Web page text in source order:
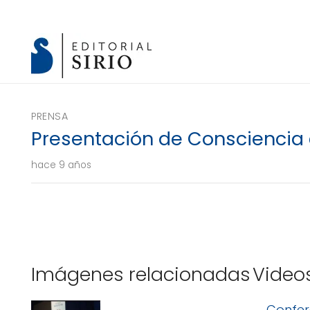
PRENSA
Presentación de Consciencia
hace 9 años
Imágenes relacionadas